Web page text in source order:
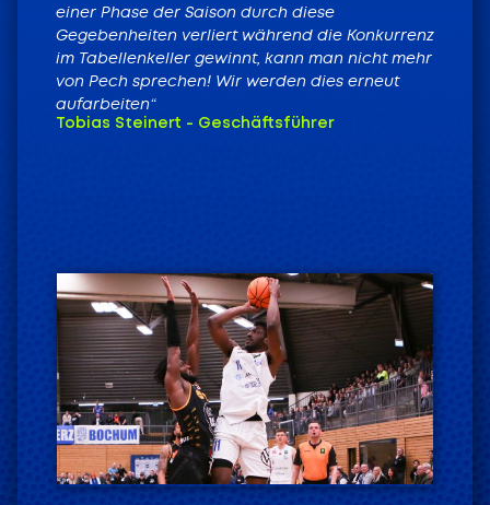
einer Phase der Saison durch diese
Gegebenheiten verliert während die Konkurrenz
im Tabellenkeller gewinnt, kann man nicht mehr
von Pech sprechen! Wir werden dies erneut
aufarbeiten“
Tobias Steinert - Geschäftsführer